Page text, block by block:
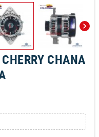
chevron_right
CHANA